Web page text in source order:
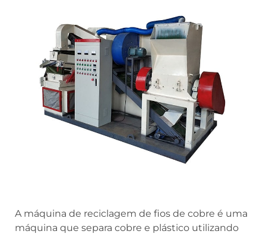
A máquina de reciclagem de fios de cobre é uma
máquina que separa cobre e plástico utilizando